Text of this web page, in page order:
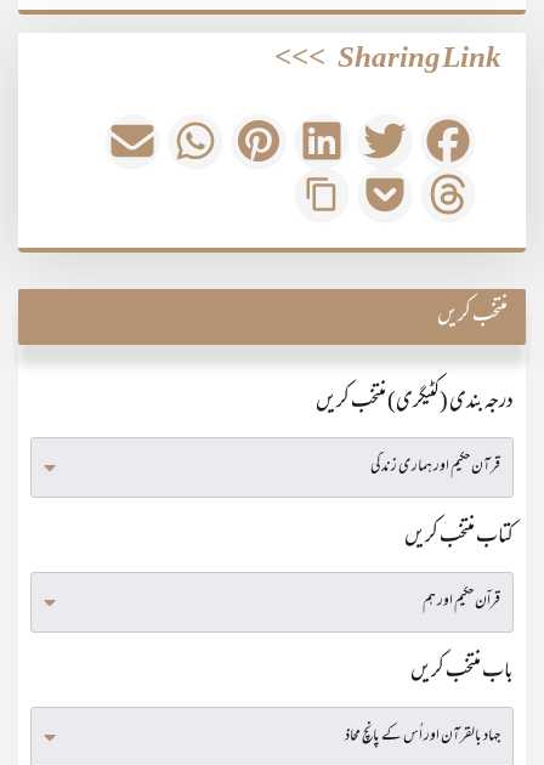
Sharing Link
>>>
منتخب کریں
درجہ بندی (کٹیگری) منتخب کریں
کتاب منتخب کریں
باب منتخب کریں